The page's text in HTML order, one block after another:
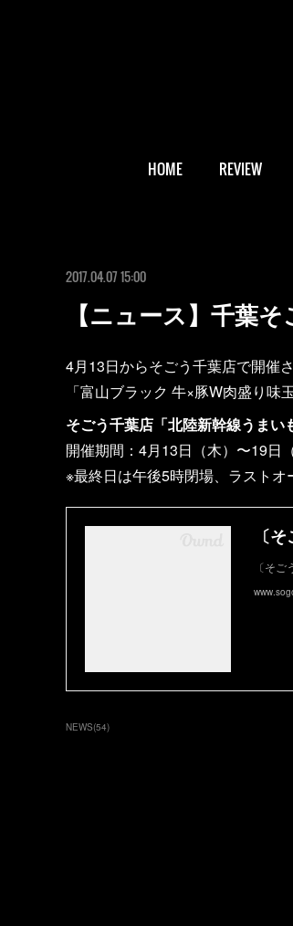
HOME REVIEW
2017.04.07 15:00
【ニュース】千葉
4月13日からそごう千葉店で開催
「富山ブラック 牛×豚W肉盛り味
そごう千葉店「北陸新幹線うまい
開催期間：4月13日（木）〜19日
※最終日は午後5時閉場、ラスト
〔そ
NEWS(54)